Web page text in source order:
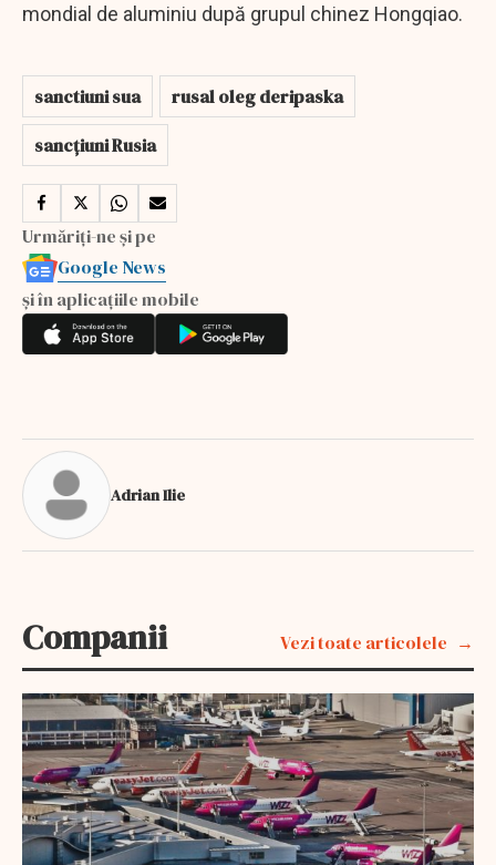
mondial de aluminiu după grupul chinez Hongqiao.
sanctiuni sua
rusal oleg deripaska
sancțiuni Rusia
Urmăriți-ne și pe
Google News
și în aplicațiile mobile
Adrian Ilie
Companii Vezi toate articolele